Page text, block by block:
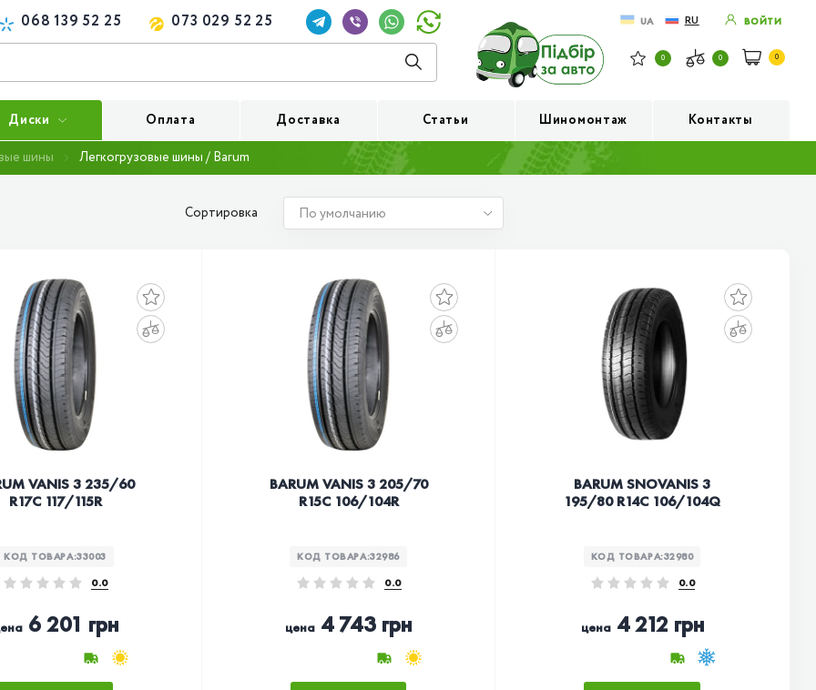
068 139 52 25 073 029 52 25 UA RU ВОЙТИ
0 0 0
Диски Оплата Доставка Статьи Шиномонтаж Контакты
шины Легкогрузовые шины / Barum
Сортировка
VANIS 3 235/60
R17C 117/115R
КОД ТОВАРА:33003
0.0
6 201 грн
BARUM VANIS 3 205/70
R15C 106/104R
КОД ТОВАРА:32986
0.0
цена 4 743 грн
BARUM SNOVANIS 3
195/80 R14C 106/104Q
КОД ТОВАРА:32980
0.0
цена4 212 грн